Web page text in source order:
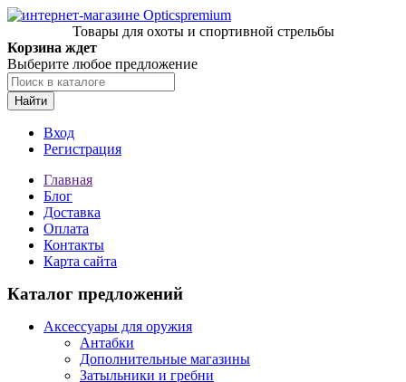
Товары для охоты и спортивной стрельбы
Корзина ждет
Выберите любое предложение
Найти
Вход
Регистрация
Главная
Блог
Доставка
Оплата
Контакты
Карта сайта
Каталог предложений
Аксессуары для оружия
Антабки
Дополнительные магазины
Затыльники и гребни